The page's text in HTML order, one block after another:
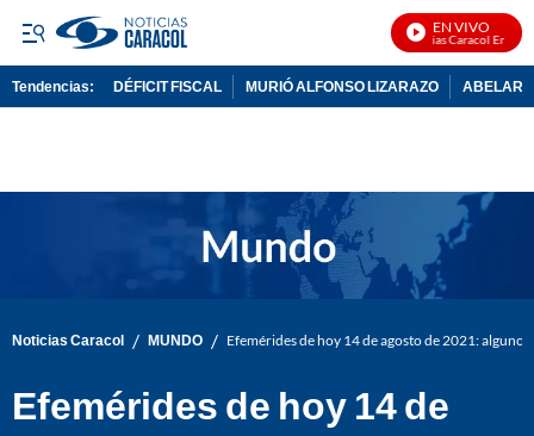
EN VIVO
Noticias Caracol En Vivo
Tendencias: DÉFICIT FISCAL MURIÓ ALFONSO LIZARAZO
Noticias Caracol / MUNDO / Efemérides de hoy 14 de agosto de 2021:
Efemérides de hoy 14 de